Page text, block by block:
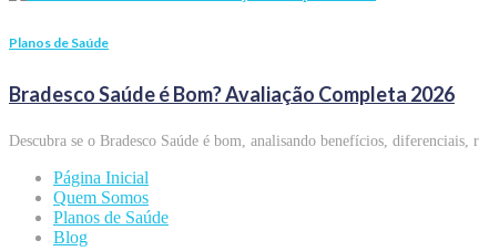
Planos de Saúde
Bradesco Saúde é Bom? Avaliação Completa 2026
Descubra se o Bradesco Saúde é bom, analisando benefícios,
Página Inicial
Quem Somos
Planos de Saúde
Blog